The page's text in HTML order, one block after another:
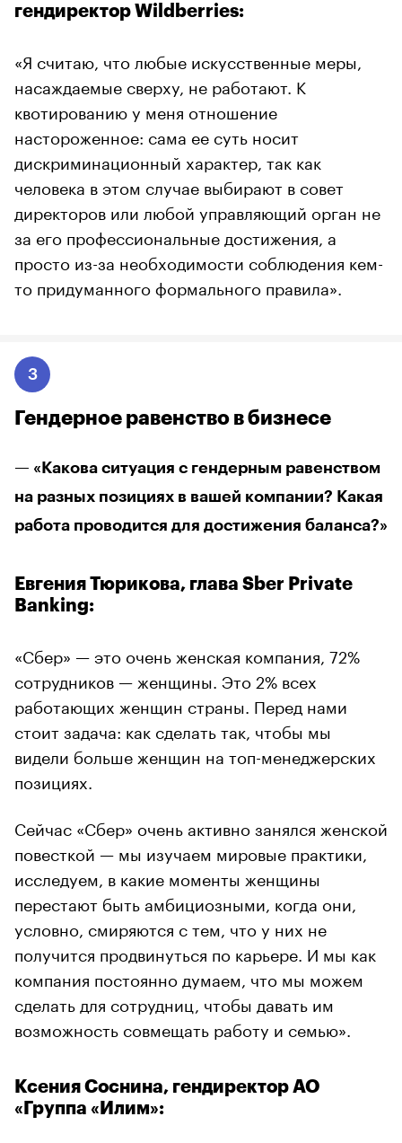
гендиректор Wildberries:
«Я считаю, что любые искусственные меры,
насаждаемые сверху, не работают. К
квотированию у меня отношение
настороженное: сама ее суть носит
дискриминационный характер, так как
человека в этом случае выбирают в совет
директоров или любой управляющий орган не
за его профессиональные достижения, а
просто из-за необходимости соблюдения кем-
то придуманного формального правила».
3
Гендерное равенство в бизнесе
— «Какова ситуация с гендерным равенством
на разных позициях в вашей компании? Какая
работа проводится для достижения баланса?»
Евгения Тюрикова, глава Sber Private
Banking:
«Сбер» — это очень женская компания, 72%
сотрудников — женщины. Это 2% всех
работающих женщин страны. Перед нами
стоит задача: как сделать так, чтобы мы
видели больше женщин на топ-менеджерских
позициях.
Сейчас «Сбер» очень активно занялся женской
повесткой — мы изучаем мировые практики,
исследуем, в какие моменты женщины
перестают быть амбициозными, когда они,
условно, смиряются с тем, что у них не
получится продвинуться по карьере. И мы как
компания постоянно думаем, что мы можем
сделать для сотрудниц, чтобы давать им
возможность совмещать работу и семью».
Ксения Соснина, гендиректор АО
«Группа «Илим»: